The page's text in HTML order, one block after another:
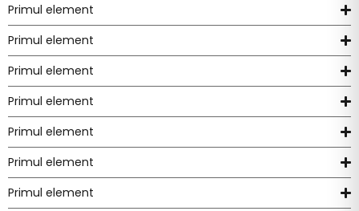
Primul element
Primul element
Primul element
Primul element
Primul element
Primul element
Primul element